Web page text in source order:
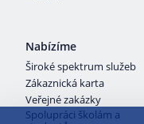
Nabízíme
Široké spektrum služeb
Zákaznická karta
Veřejné zakázky
Spolupráci školám a